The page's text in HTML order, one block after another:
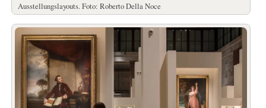
Ausstellungslayouts. Foto: Roberto Della Noce